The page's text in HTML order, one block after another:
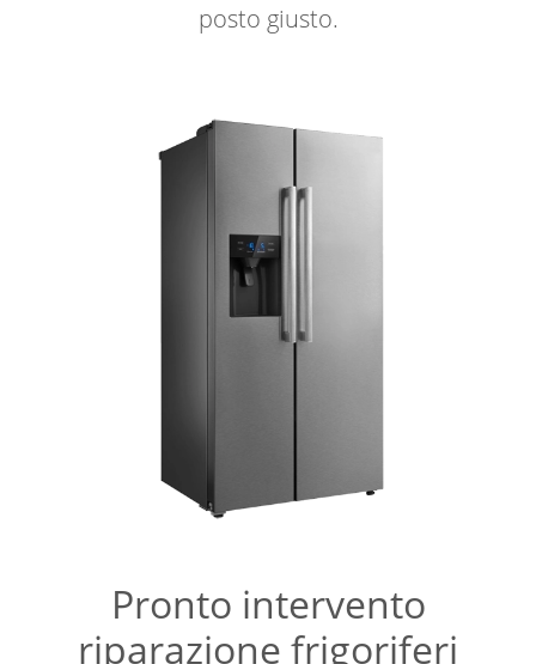
posto giusto.
Pronto intervento
riparazione frigoriferi